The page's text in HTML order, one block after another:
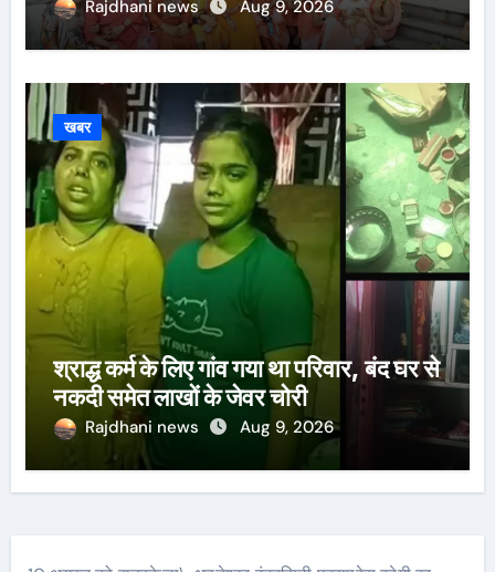
Rajdhani news Aug 9, 2026
खबर
श्राद्ध कर्म के लिए गांव गया था परिवार, बंद घर से
नकदी समेत लाखों के जेवर चोरी
Rajdhani news Aug 9, 2026